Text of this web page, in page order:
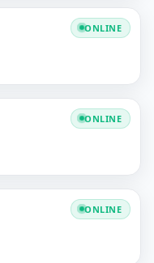
ONLINE
ONLINE
ONLINE